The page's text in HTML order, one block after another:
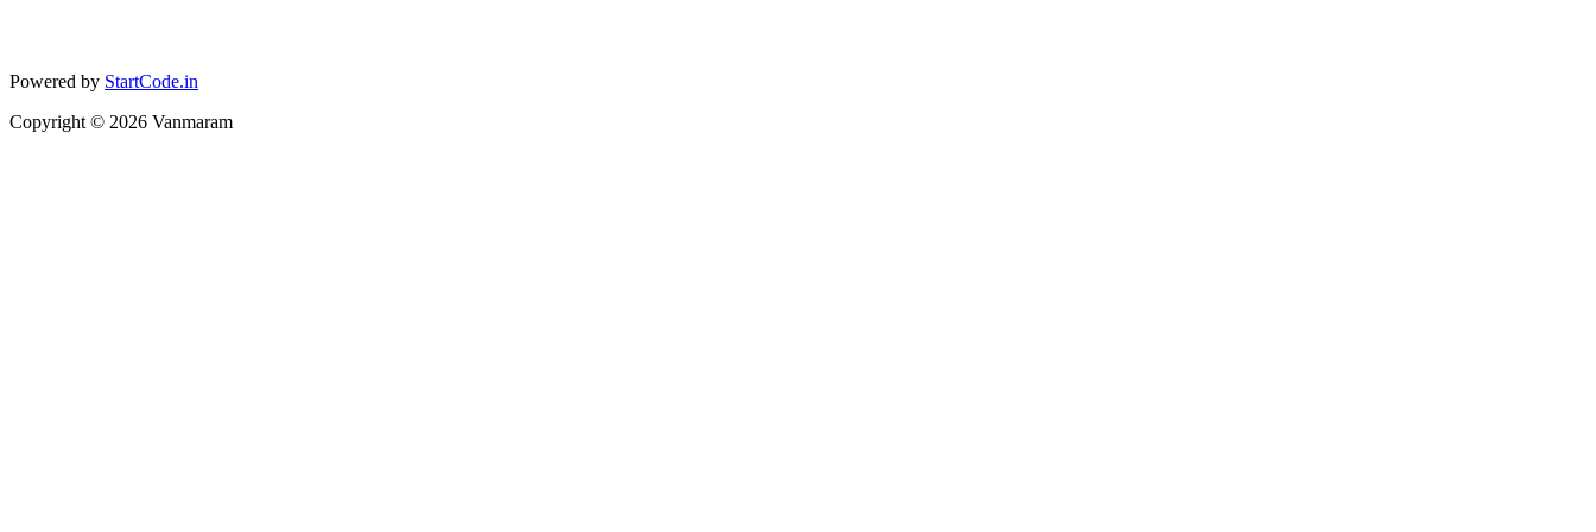
Powered by StartCode.in
Copyright © 2026 Vanmaram